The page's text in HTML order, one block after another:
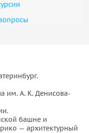
башни больше,
школой
им. А. К. Денисова-
башне и
— архитектурный